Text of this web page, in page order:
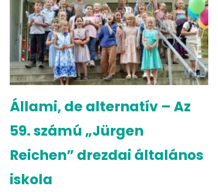
Állami, de alternatív – Az
59. számú „Jürgen
Reichen” drezdai általános
iskola